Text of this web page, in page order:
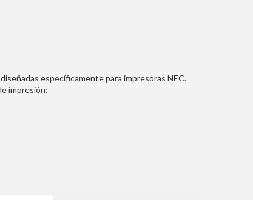
específicamente para impresoras NEC.
impresión: